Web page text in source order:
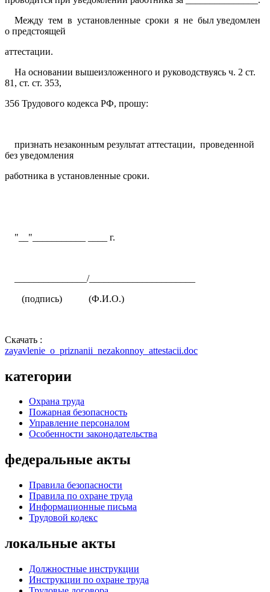
Между тем в установленные сроки я не был уведомлен
о предстоящей
аттестации.
На основании вышеизложенного и руководствуясь ч. 2 ст.
81, ст. ст. 353,
356 Трудового кодекса РФ, прошу:
признать незаконным результат аттестации, проведенной
без уведомления
работника в установленные сроки.
"__"___________ ____ г.
_______________/______________________
(подпись) (Ф.И.О.)
Скачать :
zayavlenie_o_priznanii_nezakonnoy_attestacii.doc
категории
Охрана труда
Пожарная безопасность
Управление персоналом
Особенности законодательства
федеральные акты
Правила безопасности
Правила по охране труда
Информационные письма
Трудовой кодекс
локальные акты
Должностные инструкции
Инструкции по охране труда